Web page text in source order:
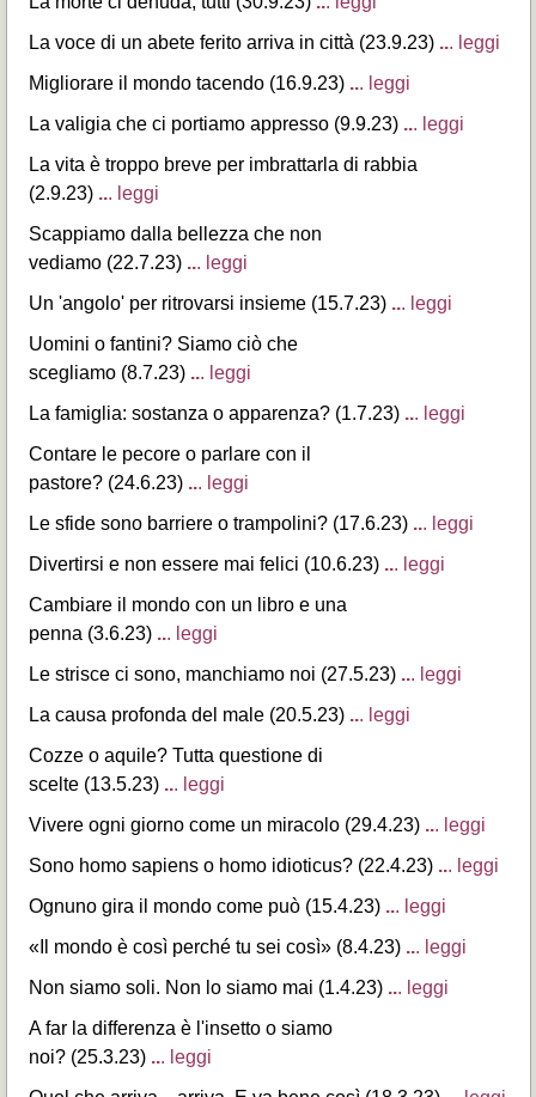
La voce di un abete ferito arriva in città (23.9.23) ... leggi
Migliorare il mondo tacendo (16.9.23) ... leggi
La valigia che ci portiamo appresso (9.9.23) ... leggi
La vita è troppo breve per imbrattarla di rabbia
(2.9.23) ... leggi
Scappiamo dalla bellezza che non
vediamo (22.7.23) ... leggi
Un 'angolo' per ritrovarsi insieme (15.7.23) ... leggi
Uomini o fantini? Siamo ciò che
scegliamo (8.7.23) ... leggi
La famiglia: sostanza o apparenza? (1.7.23) ... leggi
Contare le pecore o parlare con il
pastore? (24.6.23) ... leggi
Le sfide sono barriere o trampolini? (17.6.23) ... leggi
Divertirsi e non essere mai felici (10.6.23) ... leggi
Cambiare il mondo con un libro e una
penna (3.6.23) ... leggi
Le strisce ci sono, manchiamo noi (27.5.23) ... leggi
La causa profonda del male (20.5.23) ... leggi
Cozze o aquile? Tutta questione di
scelte (13.5.23) ... leggi
Vivere ogni giorno come un miracolo (29.4.23) ... leggi
Sono homo sapiens o homo idioticus? (22.4.23) ... leggi
Ognuno gira il mondo come può (15.4.23) ... leggi
«Il mondo è così perché tu sei così» (8.4.23) ... leggi
Non siamo soli. Non lo siamo mai (1.4.23) ... leggi
A far la differenza è l'insetto o siamo
noi? (25.3.23) ... leggi